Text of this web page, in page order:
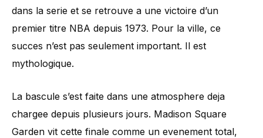
dans la serie et se retrouve a une victoire d’un
premier titre NBA depuis 1973. Pour la ville, ce
succes n’est pas seulement important. Il est
mythologique.
La bascule s’est faite dans une atmosphere deja
chargee depuis plusieurs jours. Madison Square
Garden vit cette finale comme un evenement total,